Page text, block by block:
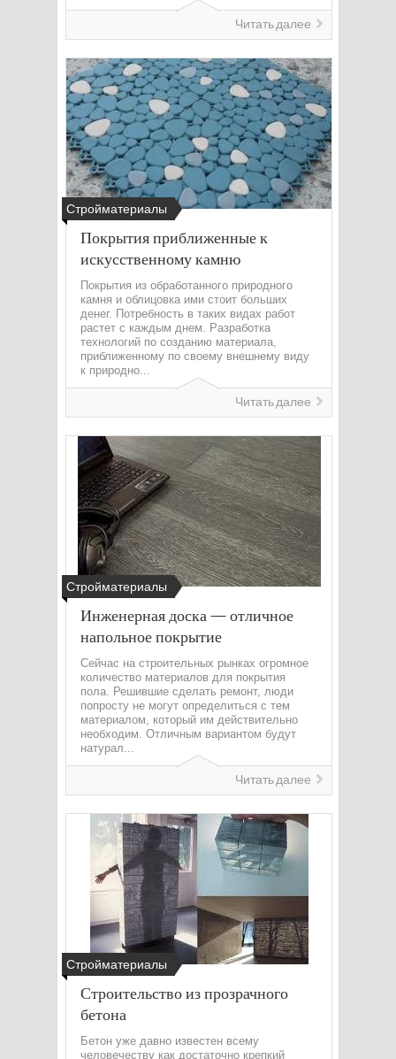
Читать далее
Стройматериалы
Покрытия приближенные к
искусственному камню
Покрытия из обработанного природного
камня и облицовка ими стоит больших
денег. Потребность в таких видах работ
растет с каждым днем. Разработка
технологий по созданию материала,
приближенному по своему внешнему виду
к природно...
Читать далее
Стройматериалы
Инженерная доска — отличное
напольное покрытие
Сейчас на строительных рынках огромное
количество материалов для покрытия
пола. Решившие сделать ремонт, люди
попросту не могут определиться с тем
материалом, который им действительно
необходим. Отличным вариантом будут
натурал...
Читать далее
Стройматериалы
Строительство из прозрачного
бетона
Бетон уже давно известен всему
человечеству как достаточно крепкий